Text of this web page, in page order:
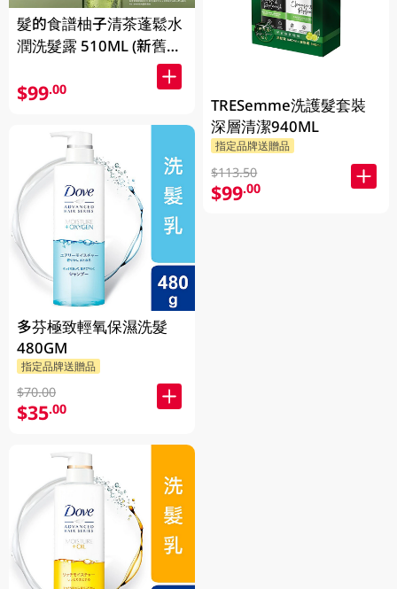
髮的食譜柚子清茶蓬鬆水
潤洗髮露 510ML (新舊包
$99.00
多芬極致輕氧保濕洗髮
480GM
指定品牌送贈品
$70.00
$35.00
TRESemme洗護髮套裝
深層清潔940ML
指定品牌送贈品
$113.50
$99.00